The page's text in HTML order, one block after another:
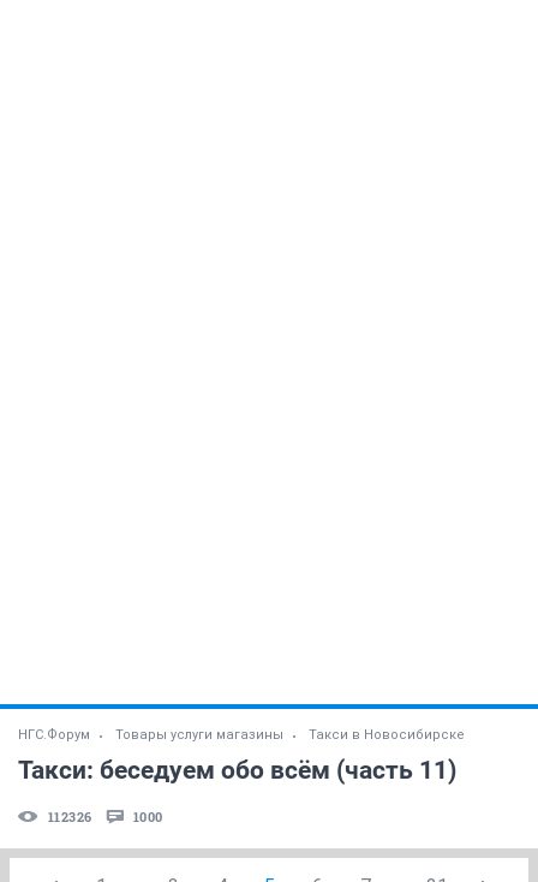
НГС.Форум Товары услуги магазины Такси в Новосибирске
Такси: беседуем обо всём (часть 11)
112326 1000